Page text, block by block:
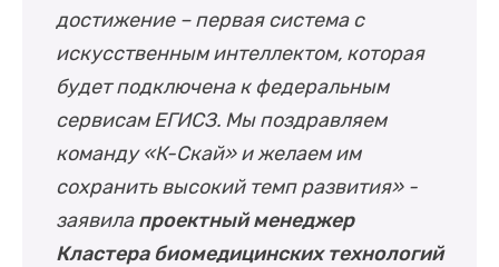
достижение – первая система с
искусственным интеллектом, которая
будет подключена к федеральным
сервисам ЕГИСЗ. Мы поздравляем
команду «К-Скай» и желаем им
сохранить высокий темп развития» -
заявилапроектный менеджер
Кластера биомедицинских технологий